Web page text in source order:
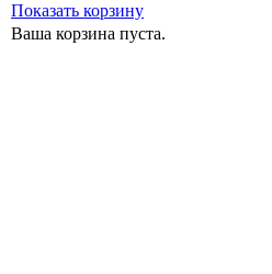
Показать корзину
Ваша корзина пуста.